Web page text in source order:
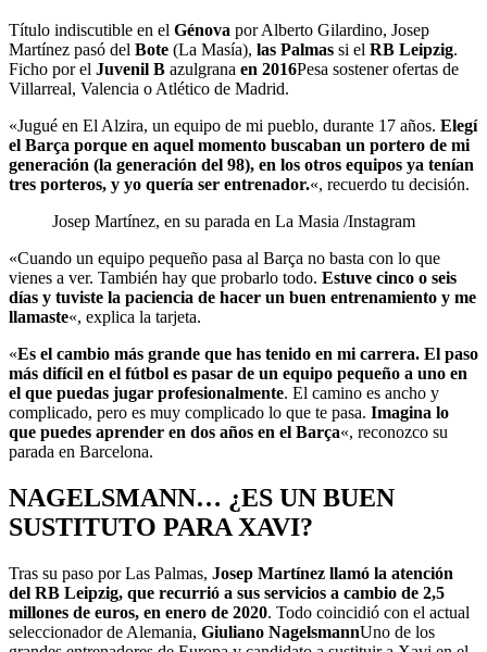
Título indiscutible en el Génova por Alberto Gilardino, Josep
Martínez pasó del Bote (La Masía), las Palmas si el RB Leipzig.
Ficho por el Juvenil B azulgrana en 2016Pesa sostener ofertas de
Villarreal, Valencia o Atlético de Madrid.
«Jugué en El Alzira, un equipo de mi pueblo, durante 17 años. Elegí
el Barça porque en aquel momento buscaban un portero de mi
generación (la generación del 98), en los otros equipos ya tenían
tres porteros, y yo quería ser entrenador.«, recuerdo tu decisión.
Josep Martínez, en su parada en La Masia /Instagram
«Cuando un equipo pequeño pasa al Barça no basta con lo que
vienes a ver. También hay que probarlo todo. Estuve cinco o seis
días y tuviste la paciencia de hacer un buen entrenamiento y me
llamaste«, explica la tarjeta.
«Es el cambio más grande que has tenido en mi carrera. El paso
más difícil en el fútbol es pasar de un equipo pequeño a uno en
el que puedas jugar profesionalmente. El camino es ancho y
complicado, pero es muy complicado lo que te pasa. Imagina lo
que puedes aprender en dos años en el Barça«, reconozco su
parada en Barcelona.
NAGELSMANN… ¿ES UN BUEN
SUSTITUTO PARA XAVI?
Tras su paso por Las Palmas, Josep Martínez llamó la atención
del RB Leipzig, que recurrió a sus servicios a cambio de 2,5
millones de euros, en enero de 2020. Todo coincidió con el actual
seleccionador de Alemania, Giuliano NagelsmannUno de los